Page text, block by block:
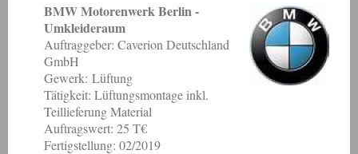
BMW Motorenwerk Berlin -
Umkleideraum
Auftraggeber: Caverion Deutschland
GmbH
Gewerk: Lüftung
Tätigkeit: Lüftungsmontage inkl.
Teillieferung Material
Auftragswert: 25 T€
Fertigstellung: 02/2019